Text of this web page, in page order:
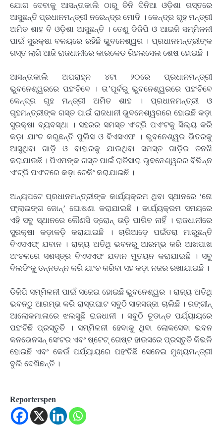
ଯୋଗ ଦେବାକୁ ଆସନ୍ତାକାଲି ଠାରୁ ତିନି ଦିନିଆ ଓଡ଼ିଶା ଗସ୍ତରେ
ଆସୁଛନ୍ତି ପ୍ରଧାନମନ୍ତ୍ରୀ ନରେନ୍ଦ୍ର ମୋଦି । କେନ୍ଦ୍ର ଗୃହ ମନ୍ତ୍ରୀ
ଅମିତ ଶାହ ବି ଓଡ଼ିଶା ଆସୁଛନ୍ତି । ତେଣୁ ଡିଜିପି ଓ ଆଇଜି ସମ୍ମିଳନୀ
ପାଇଁ ସୁରକ୍ଷା ବଳୟରେ ରହିଛି ଭୁବନେଶ୍ୱର । ପ୍ରଧାନମନ୍ତ୍ରୀଙ୍କ
ଗସ୍ତ ଲାଗି ଆଜି ରାଜଧାନୀରେ କାରକେଡ ରିହଲସେଲ ଶେଷ ହୋଇଛି ।
ଆସନ୍ତାକାଲି ଅପରାହ୍ନ ୪ଟା ୨୦ରେ ପ୍ରଧାନମନ୍ତ୍ରୀ
ଭୁବନେଶ୍ୱରରେ ପହଂଚିବେ । ତା’ପୂର୍ବରୁ ଭୁବନେଶ୍ୱରରେ ପହଂଚିବେ
କେନ୍ଦ୍ର ଗୃହ ମନ୍ତ୍ରୀ ଅମିତ ଶାହ । ପ୍ରଧାନମନ୍ତ୍ରୀ ଓ
ଗୃହମନ୍ତ୍ରୀଙ୍କ ଗସ୍ତ ପାଇଁ ରାଜଧାନୀ ଭୁବନେଶ୍ୱରରେ ହୋଇଛି କଡ଼ା
ସୁରକ୍ଷା ବ୍ୟବସ୍ଥା । ସହରର ସମସ୍ତ ଏଂଟ୍ରି ପଏଂଟକୁ ସିଲ୍‌ୟ କରି
କଡ଼ା ଯାଂଚ କରୁଛନ୍ତି ପୁଲିସ ଓ ବିଏସଏଫ । ଭୁବନେଶ୍ୱର ଭିତରକୁ
ଆସୁଥିବା ଗାଡ଼ି ଓ ବାହାରକୁ ଯାଉଥିବା ସମସ୍ତ ଗାଡ଼ିର ତନଖି
କରାଯାଉଛି । ପିଏମଙ୍କ ଗସ୍ତ ପାଇଁ ରାତିସାରା ଭୁବନେଶ୍ୱରର ବିଭିନ୍ନ
ଏଂଟ୍ରି ପଏଂଟରେ କଡ଼ା ଚେକିଂ କରାଯାଇଛି ।
ଅନ୍ୟପଟେ ପ୍ରଧାନମନ୍ତ୍ରୀଙ୍କ କାର୍ଯ୍ୟକ୍ରମ ଥିବା ସ୍ଥାନରେ ‘ନୋ
ଫ୍ଲାଇଙ୍ଗ ଜୋନ୍‌’ ଘୋଷଣା କରାଯାଇଛି । କାର୍ଯ୍ୟକ୍ରମ ସମୟରେ
ଏହି ସବୁ ସ୍ଥାନରେ କୌଣସି ଡ୍ରୋନ୍ ଉଡ଼ି ପାରିବ ନାହିଁ । ରାଜଧାନୀରେ
ସୁରକ୍ଷା କଡ଼ାକଡ଼ି କରାଯାଇଛି । ଚାରିଆଡ଼େ ପଇଁତରା ମାରୁଛନ୍ତି
ବିଏସଏଫ୍ ଯବାନ । ରାଜ୍ୟ ଅତିଥି ଭବନରୁ ଆରମ୍ଭ କରି ଆଖପାଖ
ଅଂଚଳରେ ସଶସ୍ତ୍ର ବିଏସଏଫ ଯବାନ ମୁତୟନ କରାଯାଇଛି । ସବୁ
ବିଲଡିଂକୁ ତନ୍ନତନ୍ନ କରି ଯାଂଚ କରିବା ସହ କଡ଼ା ନଜର ରଖାଯାଇଛି ।
ଡିଜିପି ସମ୍ମିଳନୀ ପାଇଁ ସଜେଇ ହୋଇଛି ଭୁବନେଶ୍ୱର । ରାଜ୍ୟ ଅତିଥି
ଭବନଠୁ ଆରମ୍ଭ କରି ରାସ୍ତାଘାଟ ସବୁଠି ସାଜସଜ୍ଜା ଚାଲିଛି । ରଙ୍ଗୀନ୍
ଆଲୋକମାଳାରେ ଝଲସୁଛି ରାଜଧାନୀ । ସବୁଠି ଚୂଡାନ୍ତ ପର୍ଯ୍ୟାୟରେ
ପହଂଚିଛି ପ୍ରସ୍ତୁତି । ସମ୍ମିଳନୀ ହେବାକୁ ଥିବା ଲୋକସେବା ଭବନ
କନଭେନସନ୍ ସେଂଟର ଏବଂ ଷ୍ଟେଟ୍ ଗେଷ୍ଟ ହାଉସରେ ପ୍ରସ୍ତୁତି କିଭଳି
ହୋଇଛି ଏବଂ କେଉଁ ପର୍ଯ୍ୟାୟରେ ପହଂଚିଛି ସେନେଇ ମୁଖ୍ୟମନ୍ତ୍ରୀ
ବୁଲି ଦେଖିଛନ୍ତି ।
Reporterspen